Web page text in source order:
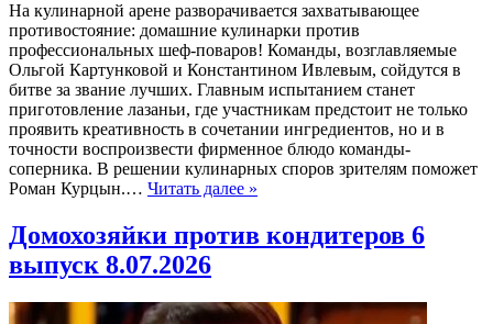
На кулинарной арене разворачивается захватывающее
противостояние: домашние кулинарки против
профессиональных шеф-поваров! Команды, возглавляемые
Ольгой Картунковой и Константином Ивлевым, сойдутся в
битве за звание лучших. Главным испытанием станет
приготовление лазаньи, где участникам предстоит не только
проявить креативность в сочетании ингредиентов, но и в
точности воспроизвести фирменное блюдо команды-
соперника. В решении кулинарных споров зрителям поможет
Роман Курцын.… Читать далее »
Домохозяйки против кондитеров 6
выпуск 8.07.2026